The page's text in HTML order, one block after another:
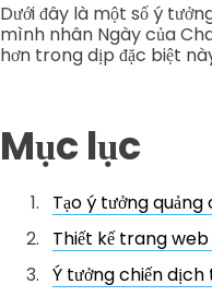
Dưới đây là một số ý
mình nhân Ngày của
hơn trong dịp đặc biệt
Mục lục
Tạo ý tưởng
Thiết kế trang
Ý tưởng chiến